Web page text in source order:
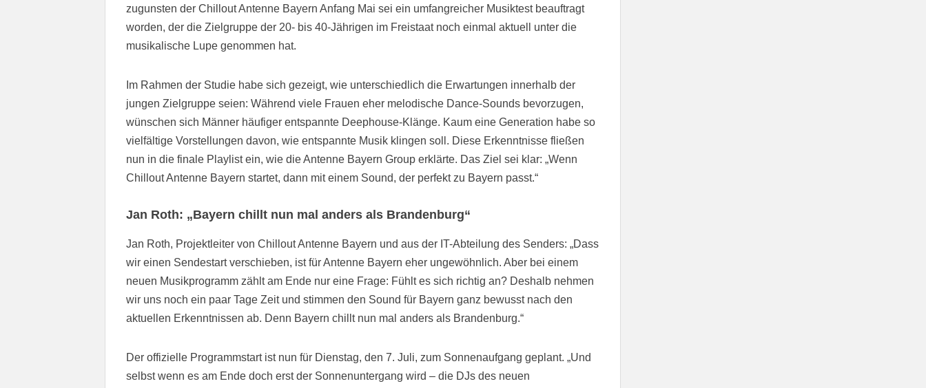
zugunsten der Chillout Antenne Bayern Anfang Mai sei ein umfangreicher Musiktest beauftragt
worden, der die Zielgruppe der 20- bis 40-Jährigen im Freistaat noch einmal aktuell unter die
musikalische Lupe genommen hat.
Im Rahmen der Studie habe sich gezeigt, wie unterschiedlich die Erwartungen innerhalb der
jungen Zielgruppe seien: Während viele Frauen eher melodische Dance-Sounds bevorzugen,
wünschen sich Männer häufiger entspannte Deephouse-Klänge. Kaum eine Generation habe so
vielfältige Vorstellungen davon, wie entspannte Musik klingen soll. Diese Erkenntnisse fließen
nun in die finale Playlist ein, wie die Antenne Bayern Group erklärte. Das Ziel sei klar: „Wenn
Chillout Antenne Bayern startet, dann mit einem Sound, der perfekt zu Bayern passt.“
Jan Roth: „Bayern chillt nun mal anders als Brandenburg“
Jan Roth, Projektleiter von Chillout Antenne Bayern und aus der IT-Abteilung des Senders: „Dass
wir einen Sendestart verschieben, ist für Antenne Bayern eher ungewöhnlich. Aber bei einem
neuen Musikprogramm zählt am Ende nur eine Frage: Fühlt es sich richtig an? Deshalb nehmen
wir uns noch ein paar Tage Zeit und stimmen den Sound für Bayern ganz bewusst nach den
aktuellen Erkenntnissen ab. Denn Bayern chillt nun mal anders als Brandenburg.“
Der offizielle Programmstart ist nun für Dienstag, den 7. Juli, zum Sonnenaufgang geplant. „Und
selbst wenn es am Ende doch erst der Sonnenuntergang wird – die DJs des neuen